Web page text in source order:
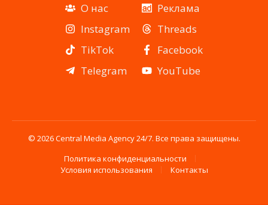
О нас
Instagram
TikTok
Telegram
Реклама
Threads
Facebook
YouTube
© 2026 Central Media Agency 24/7. Все права защищены.
Политика конфиденциальности
Условия использования
Контакты